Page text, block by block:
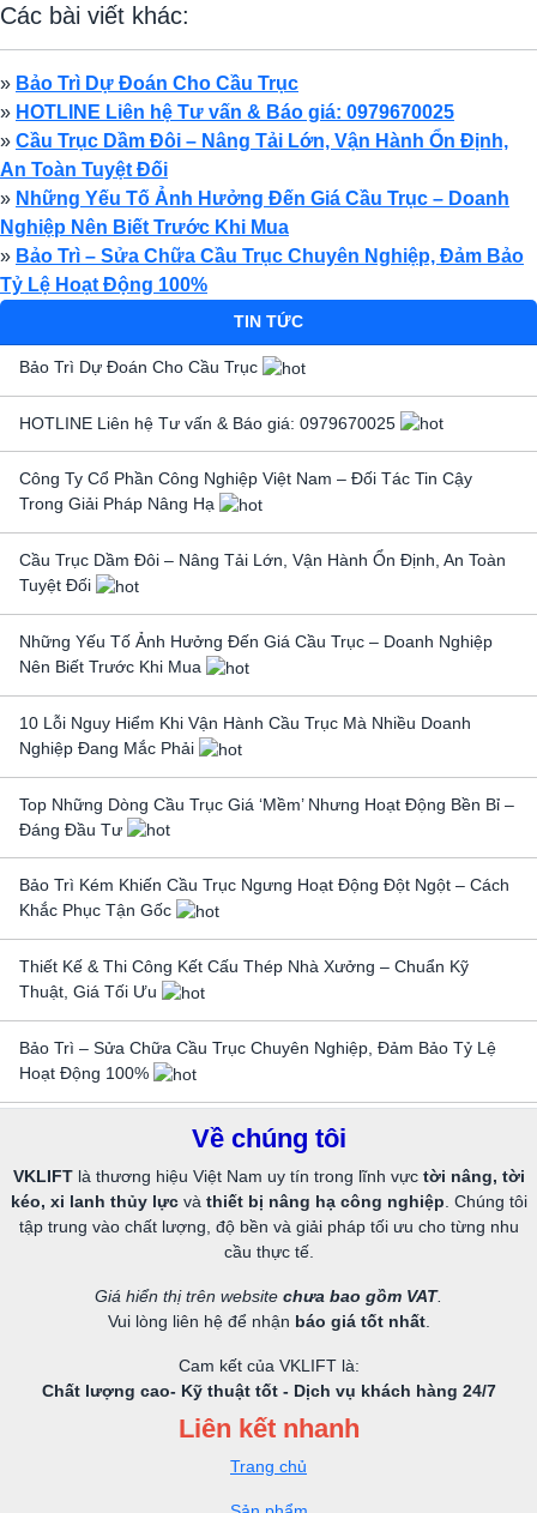
Các bài viết khác:
» Bảo Trì Dự Đoán Cho Cầu Trục
» HOTLINE Liên hệ Tư vấn & Báo giá: 0979670025
» Cầu Trục Dầm Đôi – Nâng Tải Lớn, Vận Hành Ổn Định,
An Toàn Tuyệt Đối
» Những Yếu Tố Ảnh Hưởng Đến Giá Cầu Trục – Doanh
Nghiệp Nên Biết Trước Khi Mua
» Bảo Trì – Sửa Chữa Cầu Trục Chuyên Nghiệp, Đảm Bảo
Tỷ Lệ Hoạt Động 100%
TIN TỨC
Bảo Trì Dự Đoán Cho Cầu Trục
HOTLINE Liên hệ Tư vấn & Báo giá: 0979670025
Công Ty Cổ Phần Công Nghiệp Việt Nam – Đối Tác Tin Cậy
Trong Giải Pháp Nâng Hạ
Cầu Trục Dầm Đôi – Nâng Tải Lớn, Vận Hành Ổn Định, An Toàn
Tuyệt Đối
Những Yếu Tố Ảnh Hưởng Đến Giá Cầu Trục – Doanh Nghiệp
Nên Biết Trước Khi Mua
10 Lỗi Nguy Hiểm Khi Vận Hành Cầu Trục Mà Nhiều Doanh
Nghiệp Đang Mắc Phải
Top Những Dòng Cầu Trục Giá ‘Mềm’ Nhưng Hoạt Động Bền Bỉ –
Đáng Đầu Tư
Bảo Trì Kém Khiến Cầu Trục Ngưng Hoạt Động Đột Ngột – Cách
Khắc Phục Tận Gốc
Thiết Kế & Thi Công Kết Cấu Thép Nhà Xưởng – Chuẩn Kỹ
Thuật, Giá Tối Ưu
Bảo Trì – Sửa Chữa Cầu Trục Chuyên Nghiệp, Đảm Bảo Tỷ Lệ
Hoạt Động 100%
Về chúng tôi
VKLIFTlà thương hiệu Việt Nam uy tín trong lĩnh vực tời nâng, tời
kéo, xi lanh thủy lựcvà thiết bị nâng hạ công nghiệp . Chúng tôi
tập trung vào chất lượng, độ bền và giải pháp tối ưu cho từng nhu
cầu thực tế.
Giá hiển thị trên website chưa bao gồm VAT.
Vui lòng liên hệ để nhận báo giá tốt nhất.
Cam kết của VKLIFT là:
Chất lượng cao- Kỹ thuật tốt - Dịch vụ khách hàng 24/7
Liên kết nhanh
Trang chủ